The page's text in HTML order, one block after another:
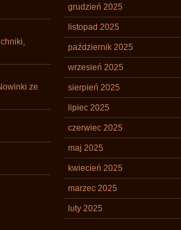
ze
grudzień 2025
listopad 2025
październik 2025
wrzesień 2025
sierpień 2025
lipiec 2025
czerwiec 2025
maj 2025
kwiecień 2025
marzec 2025
luty 2025